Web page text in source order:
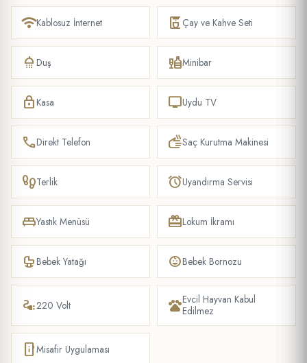
wifiKablosuz İnternet coffee_maker Çay ve Kahve Seti
shower Duş liquorMinibar
lock Kasa tvUydu TV
phoneDirekt Telefon drySaç Kurutma Makinesi
footprintTerlik alarmUyandırma Servisi
king_bedYastık Menüsü redeemLokum İkramı
crib Bebek Yatağı child_careBebek Bornozu
electrical_services220 Volt petsEvcil Hayvan Kabul
Edilmez
mobile_infoMisafir Uygulaması